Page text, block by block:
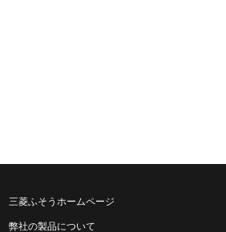
三菱ふそうホームページ
弊社の製品について